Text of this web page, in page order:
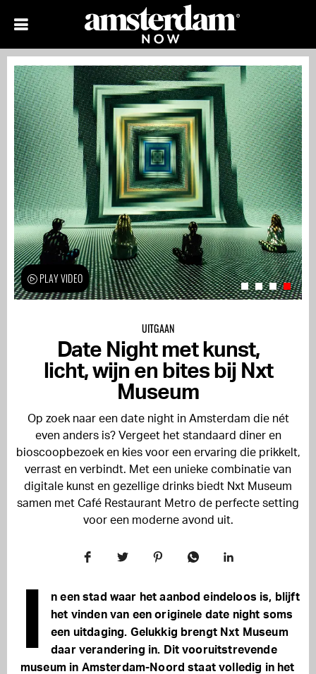
UITGAAN
Date Night met kunst,
licht, wijn en bites bij Nxt
Museum
Op zoek naar een date night in Amsterdam die nét
even anders is? Vergeet het standaard diner en
bioscoopbezoek en kies voor een ervaring die prikkelt,
verrast en verbindt. Met een unieke combinatie van
digitale kunst en gezellige drinks biedt Nxt Museum
samen met Café Restaurant Metro de perfecte setting
voor een moderne avond uit.
PLAY VIDEO
I
n een stad waar het aanbod eindeloos is, blijft
het vinden van een originele date night soms
een uitdaging. Gelukkig brengt Nxt Museum
daar verandering in. Dit vooruitstrevende
museum in Amsterdam-Noord staat volledig in het